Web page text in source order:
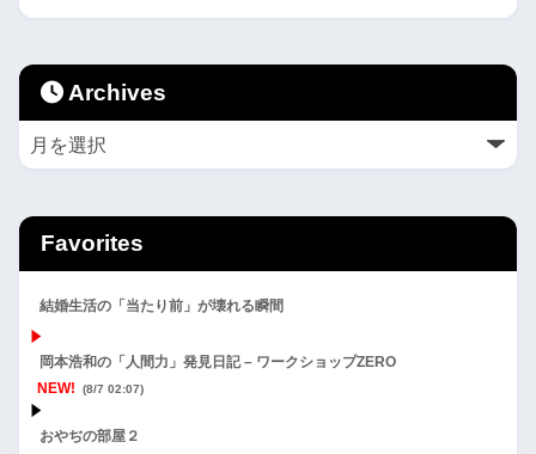
Archives
Favorites
結婚生活の「当たり前」が壊れる瞬間
岡本浩和の「人間力」発見日記 – ワークショップZERO
NEW!
(8/7 02:07)
おやぢの部屋２